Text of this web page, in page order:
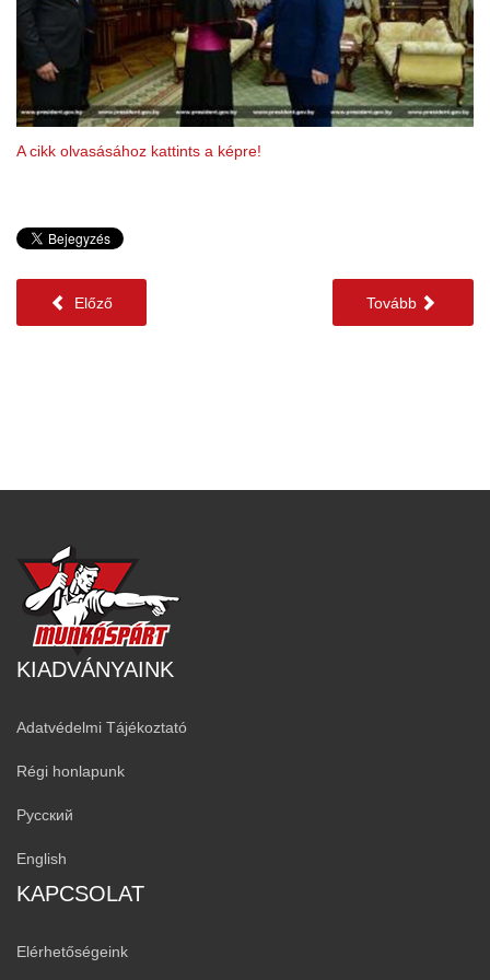
A cikk olvasásához kattints a képre!
Előző Tovább
KIADVÁNYAINK
Adatvédelmi Tájékoztató
Régi honlapunk
Русский
English
KAPCSOLAT
Elérhetőségeink